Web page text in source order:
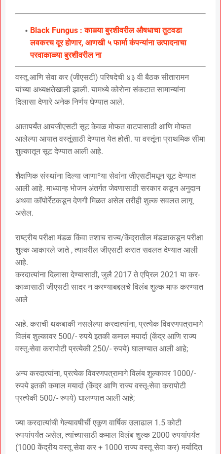
Black Fungus : काळ्या बुरशीवरील औषधाचा तुटवडा
लवकरच दूर होणार, आणखी ५ फार्मा कंपन्यांना उत्पादनाचा
परवाकाळ्या बुरशीवरील ना
वस्तू आणि सेवा कर (जीएसटी) परिषदेची ४३ वी बैठक सीतारामन
यांच्या अध्यक्षतेखाली झाली. यामध्ये कोरोना संकटात सामान्यांना
दिलासा देणारे अनेक निर्णय घेण्यात आले.
आतापर्यंत आयजीएसटी सूट केवळ मोफत वाटपासाठी आणि मोफत
आलेल्या आयात वस्तूंसाठी देण्यात येत होती. या वस्तूंना प्राथमिक सीमा
शुल्कातून सूट देण्यात आली आहे.
शैक्षणिक संस्थांना दिल्या जाणाºया सेवांना जीएसटीमधून सूट देण्यात
आली आहे. माध्यान्ह भोजन अंतर्गत जेवणासाठी सरकार कडून अनुदान
अथवा कॉपोर्रेटकडून देणगी मिळत असेल तरीही शुल्क सवलत लागू
असेल.
राष्ट्रीय परीक्षा मंडळ किंवा तशाच राज्य/केंद्रातील मंडळाकडून परीक्षा
शुल्क आकारले जाते , त्यावरील जीएसटी करात सवलत देण्यात आली
आहे.
करदात्यांना दिलासा देण्यासाठी, जुलै 2017 ते एप्रिल 2021 या कर-
काळासाठी जीएसटी सादर न करण्याबद्दलचे विलंब शुल्क माफ करण्यात
आले
आहे. कराची थकबाकी नसलेल्या करदात्यांना, प्रत्येक विवरणपत्रामागे
विलंब शुल्कावर 500/- रुपये इतकी कमाल मयार्दा (केंद्र आणि राज्य
वस्तू-सेवा करापोटी प्रत्येकी 250/- रुपये) घालण्यात आली आहे;
अन्य करदात्यांना, प्रत्येक विवरणपत्रामागे विलंब शुल्कावर 1000/-
रुपये इतकी कमाल मयार्दा (केंद्र आणि राज्य वस्तू-सेवा करापोटी
प्रत्येकी 500/- रुपये) घालण्यात आली आहे;
ज्या करदात्यांची गेल्यावषीर्ची एकूण वार्षिक उलाढाल 1.5 कोटी
रुपयांपर्यंत असेल, त्यांच्यासाठी कमाल विलंब शुल्क 2000 रुपयांपर्यंत
(1000 केंद्रीय वस्तू सेवा कर + 1000 राज्य वस्तू सेवा कर) मर्यादित